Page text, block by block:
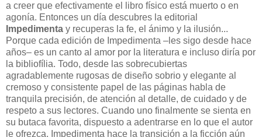
a creer que efectivamente el libro físico está muerto o en
agonía. Entonces un día descubres la editorial
Impedimenta y recuperas la fe, el ánimo y la ilusión...
Porque cada edición de Impedimenta –les sigo desde hace
años– es un canto al amor por la literatura e incluso diría por
la bibliofília. Todo, desde las sobrecubiertas
agradablemente rugosas de diseño sobrio y elegante al
cremoso y consistente papel de las páginas habla de
tranquila precisión, de atención al detalle, de cuidado y de
respeto a sus lectores. Cuando uno finalmente se sienta en
su butaca favorita, dispuesto a adentrarse en lo que el autor
le ofrezca, Impedimenta hace la transición a la ficción aún